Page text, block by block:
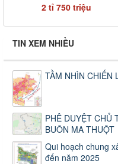
2 tỉ 750 triệu
TIN XEM NHIỀU
TẦM NHÌN CHIẾN
PHÊ DUYỆT CHỦ
BUÔN MA THUỘT
Qui hoạch chung
đến năm 2025